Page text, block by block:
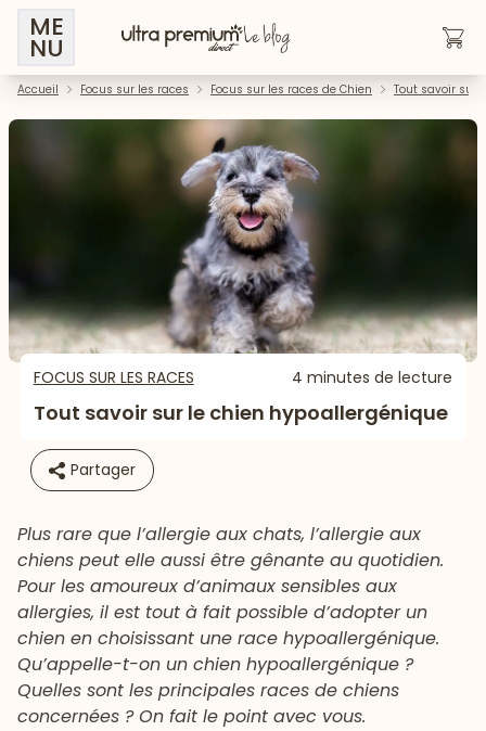
ME
NU
Accueil Focus sur les races Focus sur les races de Chien Tout savoir sur
FOCUS SUR LES RACES 4 minutes de lecture
Tout savoir sur le chien hypoallergénique
Partager
Plus rare que l’allergie aux chats, l’allergie aux
chiens peut elle aussi être gênante au quotidien.
Pour les amoureux d’animaux sensibles aux
allergies, il est tout à fait possible d’adopter un
chien en choisissant une race hypoallergénique.
Qu’appelle-t-on un chien hypoallergénique ?
Quelles sont les principales races de chiens
concernées ? On fait le point avec vous.